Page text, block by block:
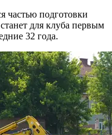
частью подготовки
для клуба первым
32 года.